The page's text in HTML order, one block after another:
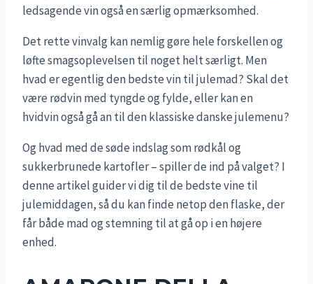
ledsagende vin også en særlig opmærksomhed.
Det rette vinvalg kan nemlig gøre hele forskellen og
løfte smagsoplevelsen til noget helt særligt. Men
hvad er egentlig den bedste vin til julemad? Skal det
være rødvin med tyngde og fylde, eller kan en
hvidvin også gå an til den klassiske danske julemenu?
Og hvad med de søde indslag som rødkål og
sukkerbrunede kartofler – spiller de ind på valget? I
denne artikel guider vi dig til de bedste vine til
julemiddagen, så du kan finde netop den flaske, der
får både mad og stemning til at gå op i en højere
enhed.